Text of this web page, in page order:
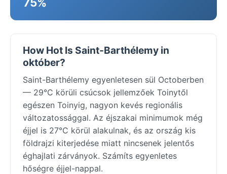
How Hot Is Saint-Barthélemy in
október?
Saint-Barthélemy egyenletesen sül Octoberben
— 29°C körüli csúcsok jellemzőek Toinytől
egészen Toinyig, nagyon kevés regionális
változatossággal. Az éjszakai minimumok még
éjjel is 27°C körül alakulnak, és az ország kis
földrajzi kiterjedése miatt nincsenek jelentős
éghajlati zárványok. Számíts egyenletes
hőségre éjjel-nappal.